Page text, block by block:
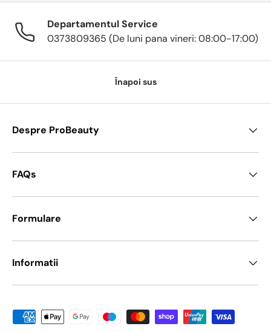
Departamentul Service
0373809365 (De luni pana vineri: 08:00-17:00)
Înapoi sus
Despre ProBeauty
FAQs
Formulare
Informatii
Metode de platā acceptate